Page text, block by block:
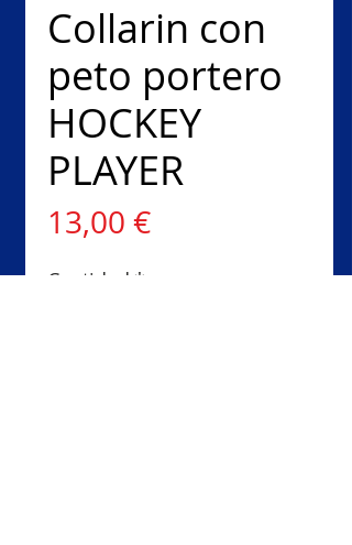
Collarin con
peto portero
HOCKEY
PLAYER
13,00 €
Cantidad *